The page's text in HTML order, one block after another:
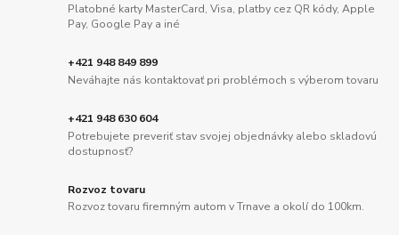
Platobné karty MasterCard, Visa, platby cez QR kódy, Apple
Pay, Google Pay a iné
+421 948 849 899
Neváhajte nás kontaktovať pri problémoch s výberom tovaru
+421 948 630 604
Potrebujete preveriť stav svojej objednávky alebo skladovú
dostupnosť?
Rozvoz tovaru
Rozvoz tovaru firemným autom v Trnave a okolí do 100km.